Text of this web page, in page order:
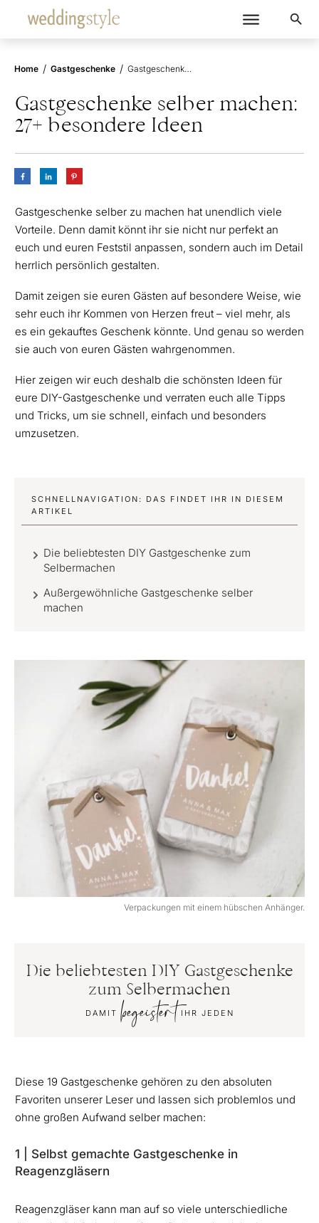
Home / Gastgeschenke / Gastgeschenke selber machen: 27+ besondere Ideen
Gastgeschenke selber machen:
27+ besondere Ideen
Gastgeschenke selber zu machen hat unendlich viele
Vorteile. Denn damit könnt ihr sie nicht nur perfekt an
euch und euren Feststil anpassen, sondern auch im Detail
herrlich persönlich gestalten.
Damit zeigen sie euren Gästen auf besondere Weise, wie
sehr euch ihr Kommen von Herzen freut – viel mehr, als
es ein gekauftes Geschenk könnte. Und genau so werden
sie auch von euren Gästen wahrgenommen.
Hier zeigen wir euch deshalb die schönsten Ideen für
eure DIY-Gastgeschenke und verraten euch alle Tipps
und Tricks, um sie schnell, einfach und besonders
umzusetzen.
SCHNELLNAVIGATION: DAS FINDET IHR IN DIESEM
ARTIKEL
Die beliebtesten DIY Gastgeschenke zum
Selbermachen
Außergewöhnliche Gastgeschenke selber
machen
Verpackungen mit einem hübschen Anhänger.
Die beliebtesten DIY Gastgeschenke
zum Selbermachen
DAMITbegeistert IHR JEDEN
Diese 19 Gastgeschenke gehören zu den absoluten
Favoriten unserer Leser und lassen sich problemlos und
ohne großen Aufwand selber machen:
1 | Selbst gemachte Gastgeschenke in
Reagenzgläsern
Reagenzgläser kann man auf so viele unterschiedliche